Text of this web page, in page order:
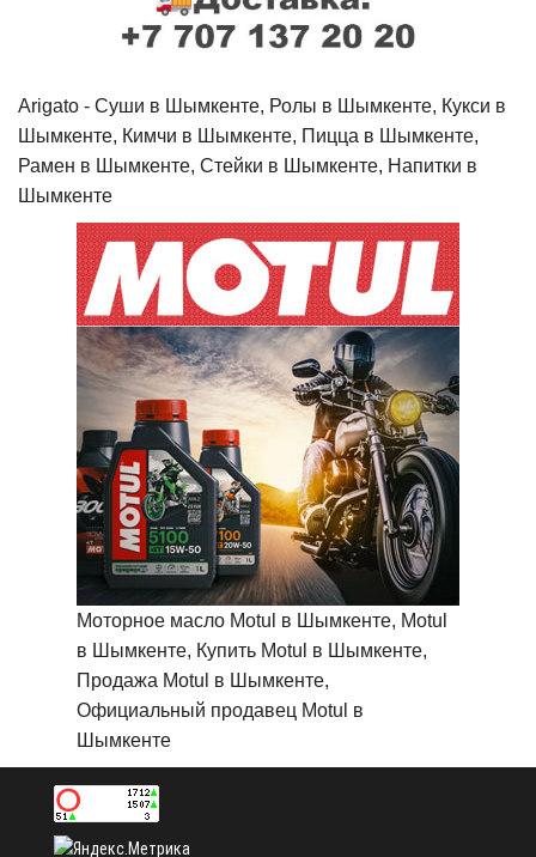
Arigato - Cуши в Шымкенте, Ролы в Шымкенте, Кукси в
Шымкенте, Кимчи в Шымкенте, Пицца в Шымкенте,
Рамен в Шымкенте, Стейки в Шымкенте, Напитки в
Шымкенте
Моторное масло Motul в Шымкенте, Motul
в Шымкенте, Купить Motul в Шымкенте,
Продажа Motul в Шымкенте,
Официальный продавец Motul в
Шымкенте